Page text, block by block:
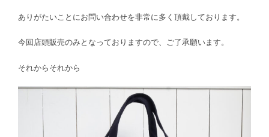
ありがたいことにお問い合わせを非常に多く頂戴しております。
今回店頭販売のみとなっておりますので、ご了承願います。
それからそれから